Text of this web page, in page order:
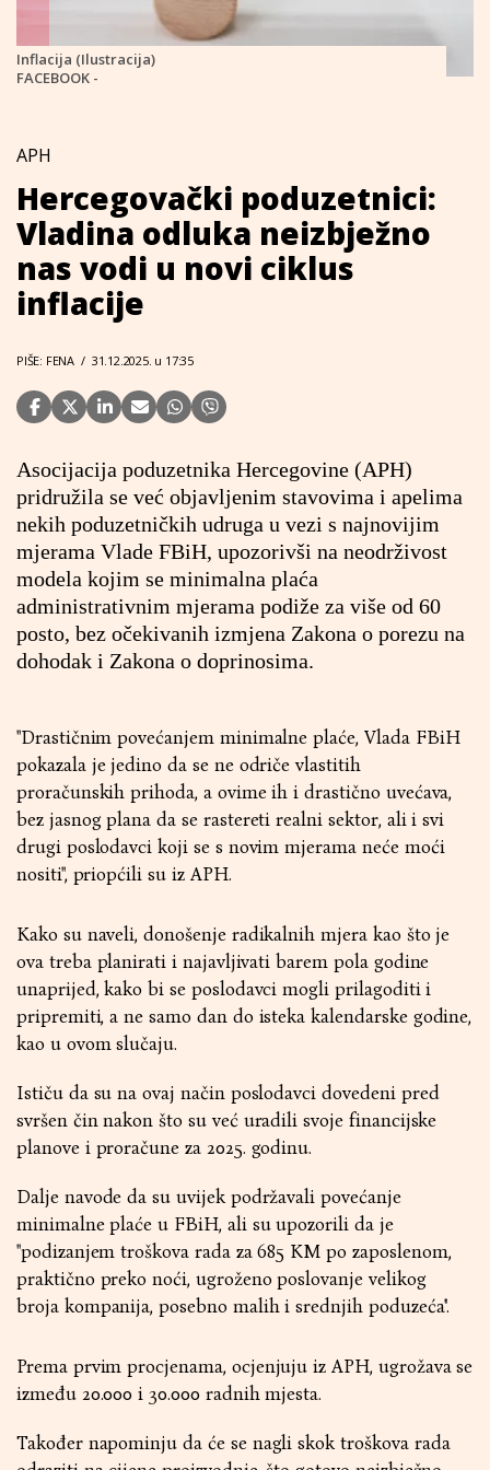
Inflacija (Ilustracija)
FACEBOOK -
APH
Hercegovački poduzetnici:
Vladina odluka neizbježno
nas vodi u novi ciklus
inflacije
PIŠE: FENA / 31.12.2025. u 17:35
Asocijacija poduzetnika Hercegovine (APH)
pridružila se već objavljenim stavovima i apelima
nekih poduzetničkih udruga u vezi s najnovijim
mjerama Vlade FBiH, upozorivši na neodrživost
modela kojim se minimalna plaća
administrativnim mjerama podiže za više od 60
posto, bez očekivanih izmjena Zakona o porezu na
dohodak i Zakona o doprinosima.
''Drastičnim povećanjem minimalne plaće, Vlada FBiH
pokazala je jedino da se ne odriče vlastitih
proračunskih prihoda, a ovime ih i drastično uvećava,
bez jasnog plana da se rastereti realni sektor, ali i svi
drugi poslodavci koji se s novim mjerama neće moći
nositi'', priopćili su iz APH.
Kako su naveli, donošenje radikalnih mjera kao što je
ova treba planirati i najavljivati barem pola godine
unaprijed, kako bi se poslodavci mogli prilagoditi i
pripremiti, a ne samo dan do isteka kalendarske godine,
kao u ovom slučaju.
Ističu da su na ovaj način poslodavci dovedeni pred
svršen čin nakon što su već uradili svoje financijske
planove i proračune za 2025. godinu.
Dalje navode da su uvijek podržavali povećanje
minimalne plaće u FBiH, ali su upozorili da je
''podizanjem troškova rada za 685 KM po zaposlenom,
praktično preko noći, ugroženo poslovanje velikog
broja kompanija, posebno malih i srednjih poduzeća''.
Prema prvim procjenama, ocjenjuju iz APH, ugrožava se
između 20.000 i 30.000 radnih mjesta.
Također napominju da će se nagli skok troškova rada